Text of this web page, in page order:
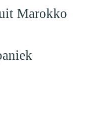
Marokko